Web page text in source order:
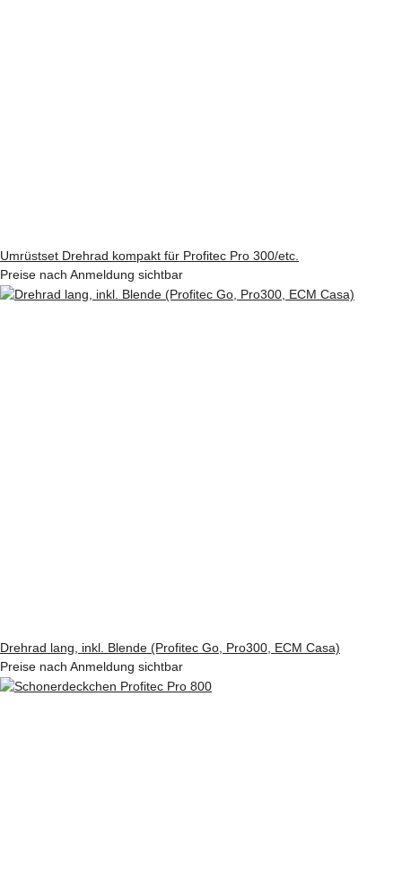
Umrüstset Drehrad kompakt für Profitec Pro 300/etc.
Preise nach Anmeldung sichtbar
Drehrad lang, inkl. Blende (Profitec Go, Pro300, ECM Casa)
Preise nach Anmeldung sichtbar